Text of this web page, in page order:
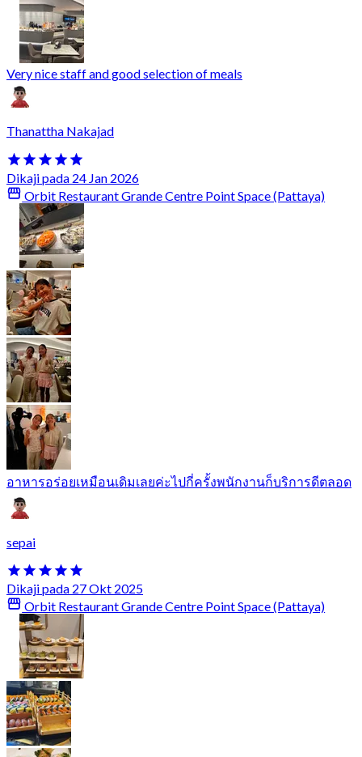
Very nice staff and good selection of meals
Thanattha Nakajad
Dikaji pada 24 Jan 2026
Orbit Restaurant Grande Centre Point Space (Pattaya)
อาหารอร่อยเหมือนเดิมเลยค่ะไปกี่ครั้งพนักงานก็บริการดีตลอด
sepai
Dikaji pada 27 Okt 2025
Orbit Restaurant Grande Centre Point Space (Pattaya)